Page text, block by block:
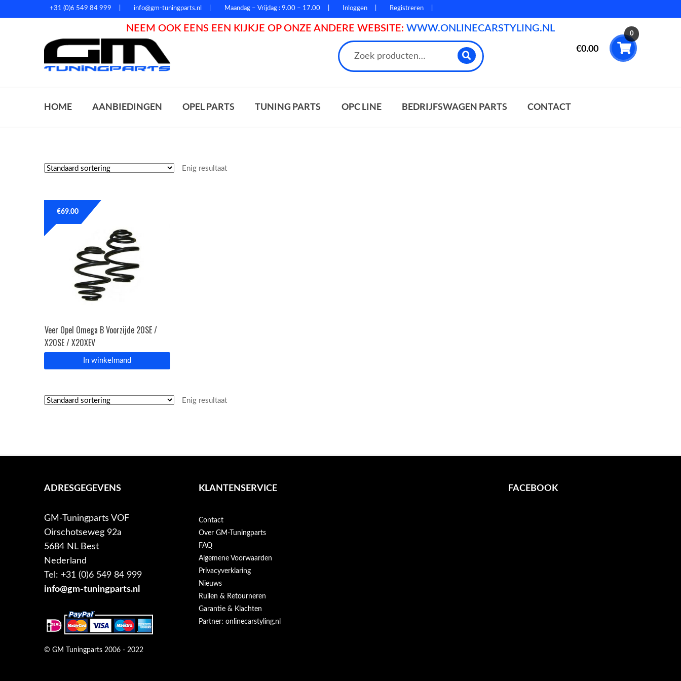
+31 (0)6 549 84 999 info@gm-tuningparts.nl Maandag – Vrijdag : 9.00 – 17.00 Inloggen Registreren
NEEM OOK EENS EEN KIJKJE OP ONZE ANDERE WEBSITE: WWW.ONLINECARSTYLING.NL
€0.00
0
HOME AANBIEDINGEN OPEL PARTS TUNING PARTS OPC LINE BEDRIJFSWAGEN PARTS CONTACT
Enig resultaat
Veer Opel Omega B Voorzijde 20SE /
X20SE / X20XEV
€69.00
In winkelmand
Enig resultaat
ADRESGEGEVENS
GM-Tuningparts VOF
Oirschotseweg 92a
5684 NL Best
Nederland
Tel: +31 (0)6 549 84 999
info@gm-tuningparts.nl
KLANTENSERVICE
Contact
Over GM-Tuningparts
FAQ
Algemene Voorwaarden
Privacyverklaring
Nieuws
Ruilen & Retourneren
Garantie & Klachten
Partner: onlinecarstyling.nl
FACEBOOK
© GM Tuningparts 2006 - 2022